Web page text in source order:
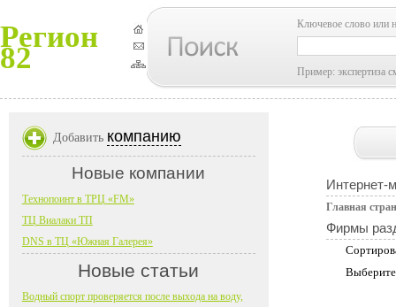
Регион
82
Ключевое слово или
Пример: экспертиза
Интернет-
Главная
Фирмы
Добавить компанию
Новые компании
Технопоинт в ТРЦ «FM»
ТЦ Виалаки ТП
DNS в ТЦ «Южная Галерея»
Новые статьи
Водный спорт проверяется после выхода на воду,